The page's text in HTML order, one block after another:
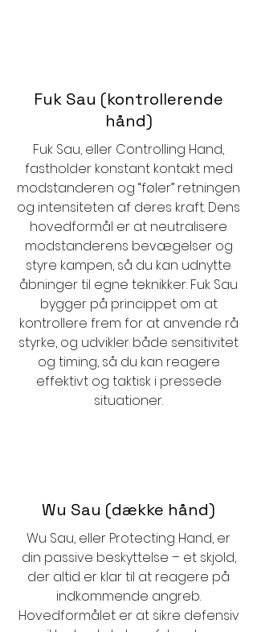
Fuk Sau (kontrollerende
hånd)
Fuk Sau, eller Controlling Hand,
fastholder konstant kontakt med
modstanderen og “føler” retningen
og intensiteten af deres kraft. Dens
hovedformål er at neutralisere
modstanderens bevægelser og
styre kampen, så du kan udnytte
åbninger til egne teknikker. Fuk Sau
bygger på princippet om at
kontrollere frem for at anvende rå
styrke, og udvikler både sensitivitet
og timing, så du kan reagere
effektivt og taktisk i pressede
situationer.
Wu Sau (dække hånd)
Wu Sau, eller Protecting Hand, er
din passive beskyttelse – et skjold,
der altid er klar til at reagere på
indkommende angreb.
Hovedformålet er at sikre defensiv